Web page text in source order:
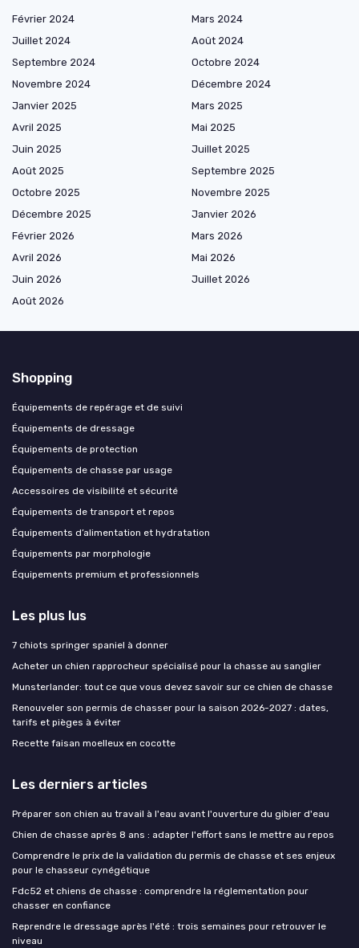
Février 2024
Mars 2024
Juillet 2024
Août 2024
Septembre 2024
Octobre 2024
Novembre 2024
Décembre 2024
Janvier 2025
Mars 2025
Avril 2025
Mai 2025
Juin 2025
Juillet 2025
Août 2025
Septembre 2025
Octobre 2025
Novembre 2025
Décembre 2025
Janvier 2026
Février 2026
Mars 2026
Avril 2026
Mai 2026
Juin 2026
Juillet 2026
Août 2026
Shopping
Équipements de repérage et de suivi
Équipements de dressage
Équipements de protection
Équipements de chasse par usage
Accessoires de visibilité et sécurité
Équipements de transport et repos
Équipements d’alimentation et hydratation
Équipements par morphologie
Équipements premium et professionnels
Les plus lus
7 chiots springer spaniel à donner
Acheter un chien rapprocheur spécialisé pour la chasse au sanglier
Munsterlander: tout ce que vous devez savoir sur ce chien de chasse
Renouveler son permis de chasser pour la saison 2026-2027 : dates,
tarifs et pièges à éviter
Recette faisan moelleux en cocotte
Les derniers articles
Préparer son chien au travail à l'eau avant l'ouverture du gibier d'eau
Chien de chasse après 8 ans : adapter l'effort sans le mettre au repos
Comprendre le prix de la validation du permis de chasse et ses enjeux
pour le chasseur cynégétique
Fdc52 et chiens de chasse : comprendre la réglementation pour
chasser en confiance
Reprendre le dressage après l'été : trois semaines pour retrouver le
niveau